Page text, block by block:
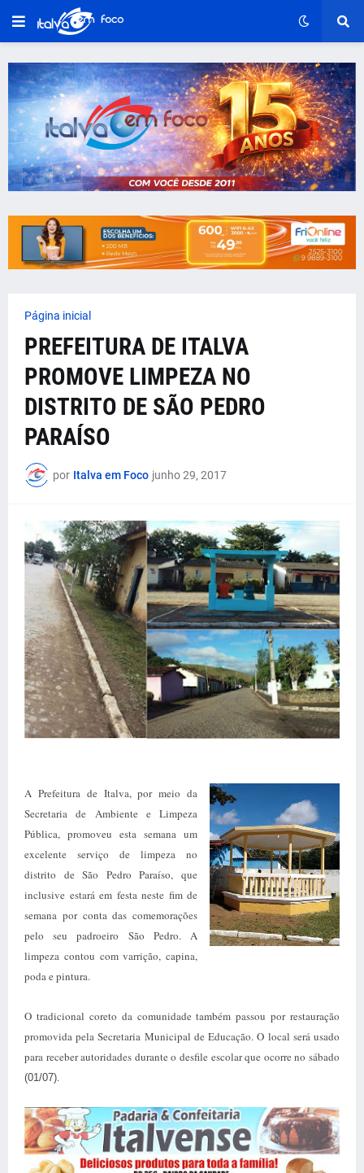
Página inicial
PREFEITURA DE ITALVA
PROMOVE LIMPEZA NO
DISTRITO DE SÃO PEDRO
PARAÍSO
por Italva em Foco junho 29, 2017
A Prefeitura de Italva, por meio da
Secretaria de Ambiente e Limpeza
Pública, promoveu esta semana um
excelente serviço de limpeza no
distrito de São Pedro Paraíso, que
inclusive estará em festa neste fim de
semana por conta das comemorações
pelo seu padroeiro São Pedro. A
limpeza contou com varrição, capina,
poda e pintura.
O tradicional coreto da comunidade também passou por restauração
promovida pela Secretaria Municipal de Educação. O local será usado
para receber autoridades durante o desfile escolar que ocorre no sábado
(01/07).